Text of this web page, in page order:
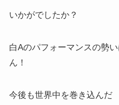
いかがでしたか？
白Aのパフォーマンスの勢
ん！
今後も世界中を巻き込んだ